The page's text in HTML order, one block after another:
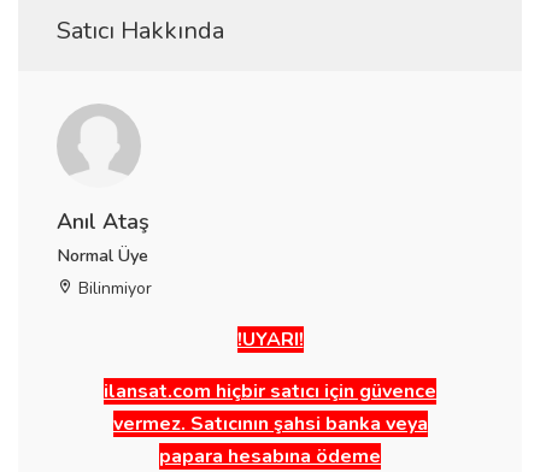
Satıcı Hakkında
Anıl Ataş
Normal Üye
Bilinmiyor
!UYARI!
ilansat.com hiçbir satıcı için güvence
vermez. Satıcının şahsi banka veya
papara hesabına ödeme